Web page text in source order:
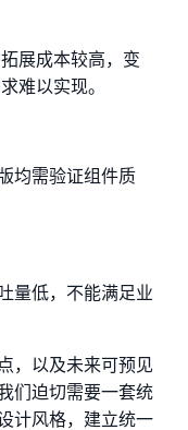
展成本较高，变
难以实现。
均需验证组件质
量低，不能满足业
，以及未来可预见
们迫切需要一套统
计风格，建立统一